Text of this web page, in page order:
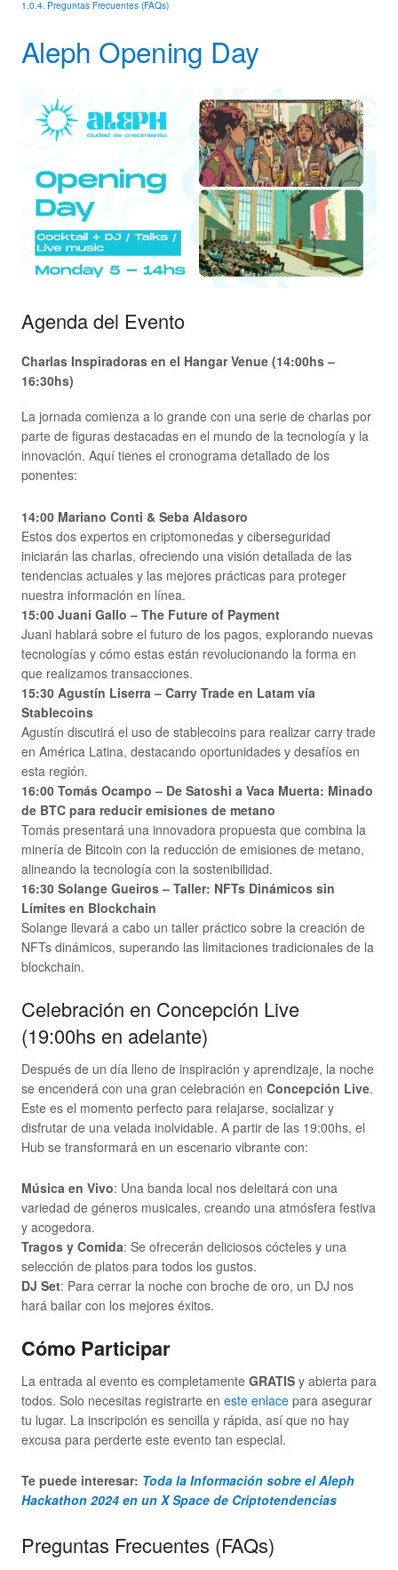
Preguntas Frecuentes (FAQs)
Aleph Opening Day
Agenda del Evento
Charlas Inspiradoras en el Hangar Venue (14:00hs –
16:30hs)
La jornada comienza a lo grande con una serie de charlas por
parte de figuras destacadas en el mundo de la tecnología y la
innovación. Aquí tienes el cronograma detallado de los
ponentes:
14:00 Mariano Conti & Seba Aldasoro
Estos dos expertos en criptomonedas y ciberseguridad
iniciarán las charlas, ofreciendo una visión detallada de las
tendencias actuales y las mejores prácticas para proteger
nuestra información en línea.
15:00 Juani Gallo – The Future of Payment
Juani hablará sobre el futuro de los pagos, explorando nuevas
tecnologías y cómo estas están revolucionando la forma en
que realizamos transacciones.
15:30 Agustín Liserra – Carry Trade en Latam vía
Stablecoins
Agustín discutirá el uso de stablecoins para realizar carry trade
en América Latina, destacando oportunidades y desafíos en
esta región.
16:00 Tomás Ocampo – De Satoshi a Vaca Muerta: Minado
de BTC para reducir emisiones de metano
Tomás presentará una innovadora propuesta que combina la
minería de Bitcoin con la reducción de emisiones de metano,
alineando la tecnología con la sostenibilidad.
16:30 Solange Gueiros – Taller: NFTs Dinámicos sin
Límites en Blockchain
Solange llevará a cabo un taller práctico sobre la creación de
NFTs dinámicos, superando las limitaciones tradicionales de la
blockchain.
Celebración en Concepción Live
(19:00hs en adelante)
Después de un día lleno de inspiración y aprendizaje, la noche
se encenderá con una gran celebración en Concepción Live.
Este es el momento perfecto para relajarse, socializar y
disfrutar de una velada inolvidable. A partir de las 19:00hs, el
Hub se transformará en un escenario vibrante con:
Música en Vivo: Una banda local nos deleitará con una
variedad de géneros musicales, creando una atmósfera festiva
y acogedora.
Tragos y Comida: Se ofrecerán deliciosos cócteles y una
selección de platos para todos los gustos.
DJ Set: Para cerrar la noche con broche de oro, un DJ nos
hará bailar con los mejores éxitos.
Cómo Participar
La entrada al evento es completamente GRATIS y abierta para
todos. Solo necesitas registrarte en este enlace para asegurar
tu lugar. La inscripción es sencilla y rápida, así que no hay
excusa para perderte este evento tan especial.
Te puede interesar: Toda la Información sobre el Aleph
Hackathon 2024 en un X Space de Criptotendencias
Preguntas Frecuentes (FAQs)